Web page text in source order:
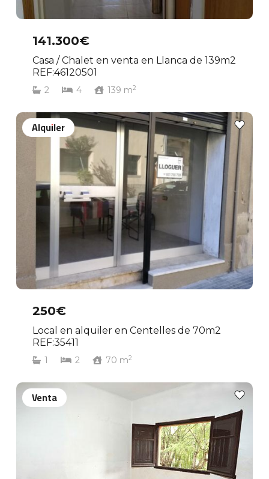
141.300€
Casa / Chalet en venta en Llanca de 139m2
REF:46120501
2 4 139 m2
250€
Local en alquiler en Centelles de 70m2
REF:35411
1 2 70 m2
Alquiler
Venta